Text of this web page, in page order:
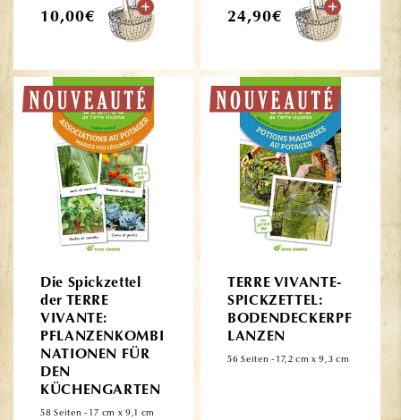
Normaler
10,00€
Normaler
24,90€
Die Spickzettel
der TERRE
VIVANTE:
PFLANZENKOMBI
NATIONEN FÜR
DEN
KÜCHENGARTEN
58 Seiten - 17 cm x 9,1 cm
TERRE VIVANTE-
SPICKZETTEL:
BODENDECKERPF
LANZEN
56 Seiten - 17,2 cm x 9,3 cm